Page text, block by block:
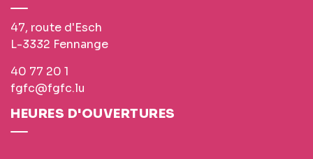
47, route d'Esch
L-3332 Fennange
40 77 20 1
fgfc@fgfc.lu
HEURES D'OUVERTURES